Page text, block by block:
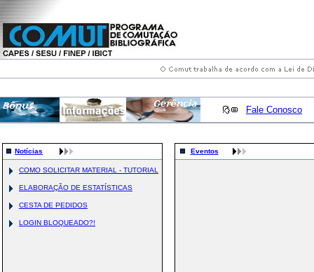
Fale Conosco
Notícias
COMO SOLICITAR MATERIAL - TUTORIAL
ELABORAÇÃO DE ESTATÍSTICAS
CESTA DE PEDIDOS
LOGIN BLOQUEADO?!
Eventos